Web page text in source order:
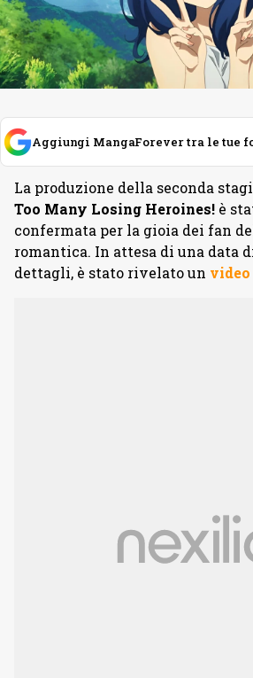
Aggiungi MangaForever tra le tue
La produzione della seconda
Too Many Losing Heroines! è
confermata per la gioia dei fan
romantica. In attesa di una data
dettagli, è stato rivelato un